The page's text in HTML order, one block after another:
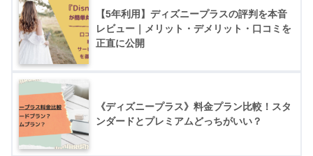
【5年利用】ディズニープラスの評判を本音
レビュー｜メリット・デメリット・口コミを
正直に公開
《ディズニープラス》料金プラン比較！スタ
ンダードとプレミアムどっちがいい？